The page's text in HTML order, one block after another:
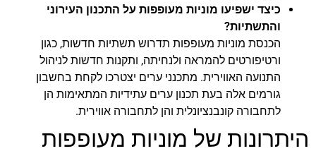
כיצד ישפיעו מוניות מעופפות על התכנון העירוני
והתשתיות?
הכנסת מוניות מעופפות תדרוש תשתיות חדשות, כגון
ורטיפורטים להמראה ולנחיתה, ותקנות חדשות לניהול
התנועה האווירית. מתכנני ערים יצטרכו לקחת בחשבון
גורמים אלה בעת תכנון ערים עתידיות המתאימות הן
לתחבורה קונבנציונלית והן לתחבורה אווירית.
היתרונות של מוניות מעופפות